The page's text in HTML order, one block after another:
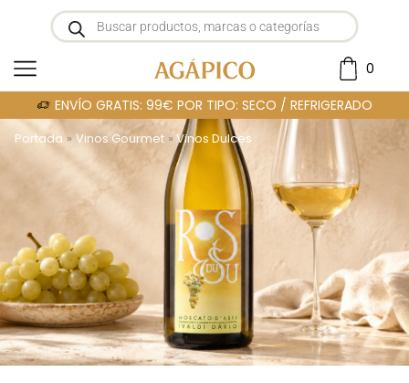
0
ENVÍO GRATIS: 99€ POR TIPO: SECO / REFRIGERADO
Portada»Vinos Gourmet » Vinos Dulces